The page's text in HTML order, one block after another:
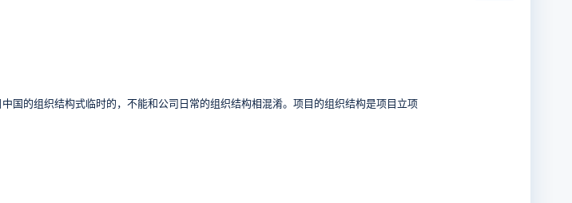
国的组织结构式临时的，不能和公司日常的组织结构相混淆。项目的组织结构是项目立项